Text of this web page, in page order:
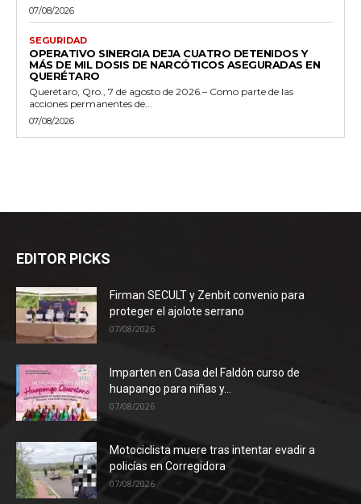
07/08/2026
SEGURIDAD
OPERATIVO SINERGIA DEJA CUATRO DETENIDOS Y
MÁS DE MIL DOSIS DE NARCÓTICOS ASEGURADAS EN
QUERÉTARO
Querétaro, Qro., 7 de agosto de 2026.– Como parte de las
acciones permanentes de...
07/08/2026
EDITOR PICKS
Firman SECULT y Zenbit convenio para
proteger el ajolote serrano
07/08/2026
Imparten en Casa del Faldón curso de
huapango para niñas y...
07/08/2026
Motociclista muere tras intentar evadir a
policías en Corregidora
07/08/2026